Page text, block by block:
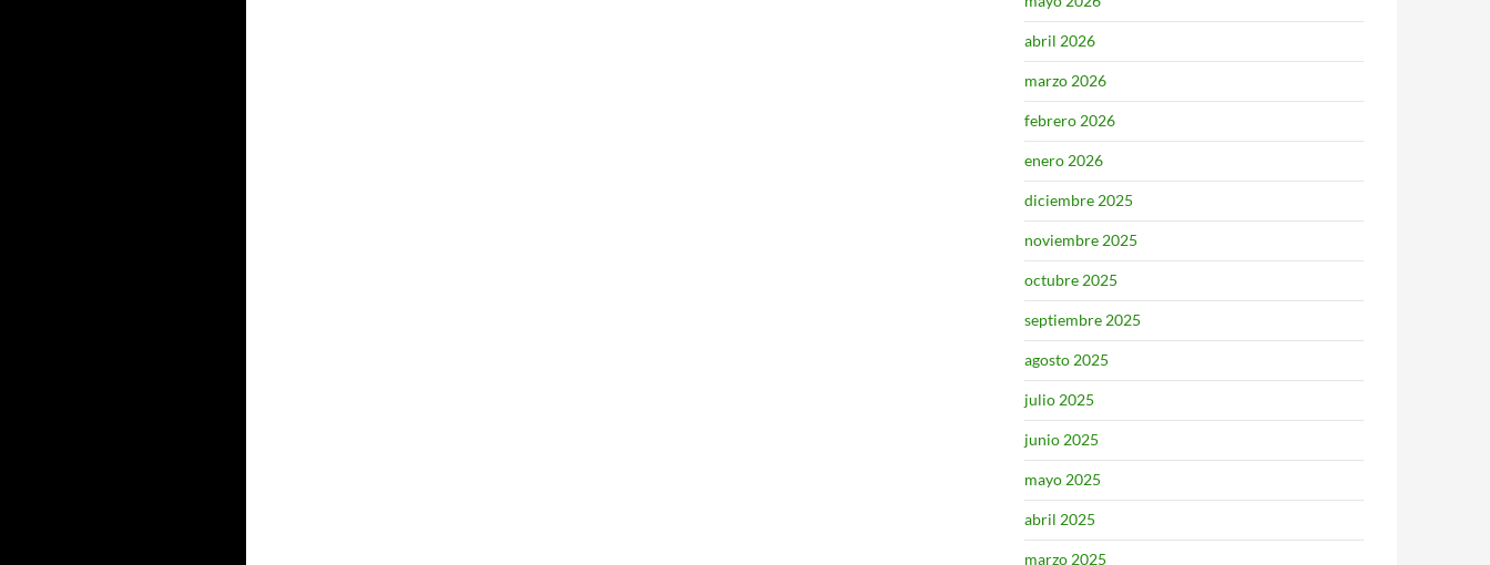
abril 2026
marzo 2026
febrero 2026
enero 2026
diciembre 2025
noviembre 2025
octubre 2025
septiembre 2025
agosto 2025
julio 2025
junio 2025
mayo 2025
abril 2025
marzo 2025